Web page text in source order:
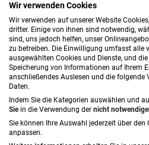
Wir verwenden Cookies
Wir verwenden auf unserer Website
dritter. Einige von ihnen sind notwendig,
sind, uns jedoch helfen, unser
zu betreiben. Die Einwilligung umfasst alle
ausgewählten Cookies und Dienste, und
Speicherung von Informationen auf Ihrem
anschließendes Auslesen und die folgende
Daten.
Indem Sie die Kategorien auswählen und
Sie in die Verwendung der nicht
Sie können Ihre Auswahl jederzeit über den
anpassen.